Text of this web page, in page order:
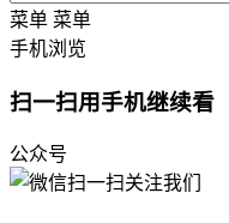
菜单 菜单
手机浏览
扫一扫用手机继续看
公众号